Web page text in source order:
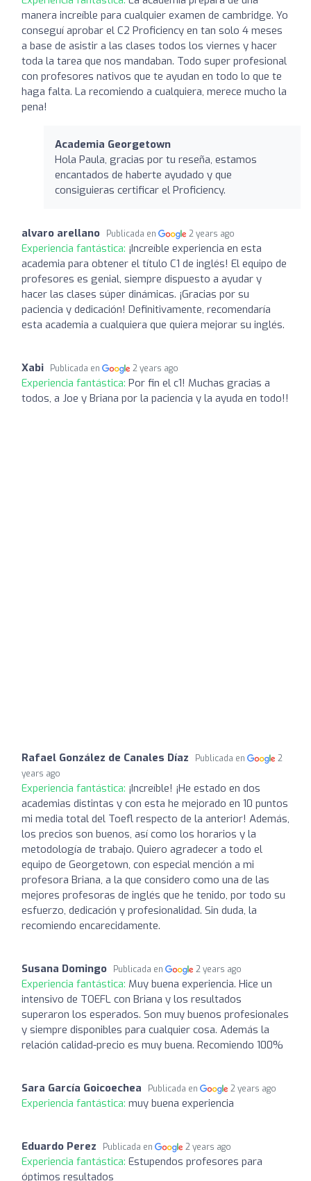
manera increíble para cualquier examen de cambridge. Yo
conseguí aprobar el C2 Proficiency en tan solo 4 meses
a base de asistir a las clases todos los viernes y hacer
toda la tarea que nos mandaban. Todo super profesional
con profesores nativos que te ayudan en todo lo que te
haga falta. La recomiendo a cualquiera, merece mucho la
pena!
Academia Georgetown
Hola Paula, gracias por tu reseña, estamos
encantados de haberte ayudado y que
consiguieras certificar el Proficiency.
alvaro arellano Publicada en 2 years ago
Experiencia fantástica: ¡Increíble experiencia en esta
academia para obtener el título C1 de inglés! El equipo de
profesores es genial, siempre dispuesto a ayudar y
hacer las clases súper dinámicas. ¡Gracias por su
paciencia y dedicación! Definitivamente, recomendaría
esta academia a cualquiera que quiera mejorar su inglés.
Xabi Publicada en 2 years ago
Experiencia fantástica: Por fin el c1! Muchas gracias a
todos, a Joe y Briana por la paciencia y la ayuda en todo!!
Rafael González de Canales Díaz Publicada en
2
years ago
Experiencia fantástica: ¡Increíble! ¡He estado en dos
academias distintas y con esta he mejorado en 10 puntos
mi media total del Toefl respecto de la anterior! Además,
los precios son buenos, así como los horarios y la
metodología de trabajo. Quiero agradecer a todo el
equipo de Georgetown, con especial mención a mi
profesora Briana, a la que considero como una de las
mejores profesoras de inglés que he tenido, por todo su
esfuerzo, dedicación y profesionalidad. Sin duda, la
recomiendo encarecidamente.
Susana Domingo Publicada en 2 years ago
Experiencia fantástica: Muy buena experiencia. Hice un
intensivo de TOEFL con Briana y los resultados
superaron los esperados. Son muy buenos profesionales
y siempre disponibles para cualquier cosa. Además la
relación calidad-precio es muy buena. Recomiendo 100%
Sara García Goicoechea Publicada en 2 years ago
Experiencia fantástica: muy buena experiencia
Eduardo Perez Publicada en 2 years ago
Experiencia fantástica: Estupendos profesores para
óptimos resultados